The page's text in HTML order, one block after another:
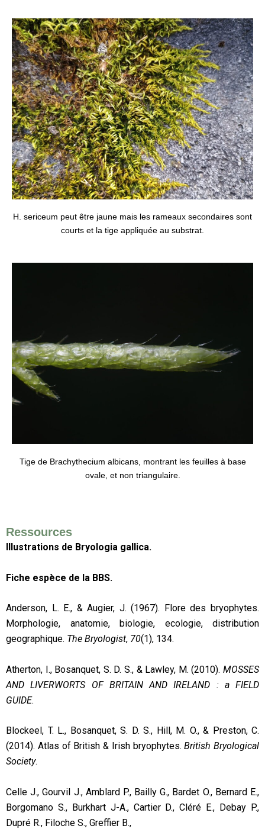
H. sericeum peut être jaune mais les rameaux secondaires sont
courts et la tige appliquée au substrat.
Tige de Brachythecium albicans, montrant les feuilles à base
ovale, et non triangulaire.
Ressources
Illustrations de Bryologia gallica.
Fiche espèce de la BBS.
Anderson, L. E., & Augier, J. (1967). Flore des bryophytes.
Morphologie, anatomie, biologie, ecologie, distribution
geographique. The Bryologist, 70(1), 134.
Atherton, I., Bosanquet, S. D. S., & Lawley, M. (2010). MOSSES
AND LIVERWORTS OF BRITAIN AND IRELAND : a FIELD
GUIDE.
Blockeel, T. L., Bosanquet, S. D. S., Hill, M. O., & Preston, C.
(2014). Atlas of British & Irish bryophytes.British Bryological
Society.
Celle J., Gourvil J., Amblard P., Bailly G., Bardet O., Bernard E.,
Borgomano S., Burkhart J-A., Cartier D., Cléré E., Debay P.,
Dupré R., Filoche S., Greffier B.,